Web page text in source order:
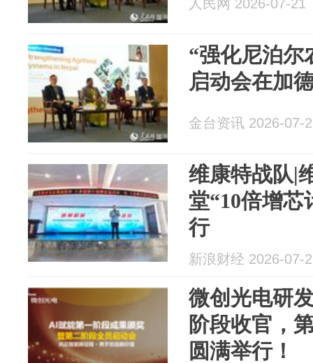
人民网 2026-07-21
“强化尼泊尔
启动会在加
金台资讯 2026-07-
维康特战队|
堂“10倍增芯
行
新浪财经 2026-07-
微创光电研
阶段收官，
圆满举行！